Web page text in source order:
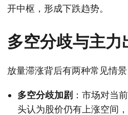
开中枢，形成下跌趋势。
多空分歧与主力
放量滞涨背后有两种常见情景
多空分歧加剧 ：市场对当
头认为股价仍有上涨空间